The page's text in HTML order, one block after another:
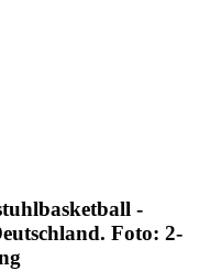
-
Foto: 2-